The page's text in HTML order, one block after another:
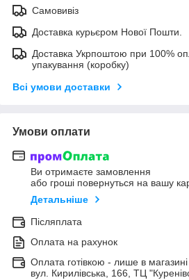
Самовивіз
Доставка курьєром Нової Пошти.
Доставка Укрпоштою при 100%
упакування (коробку)
Всі умови доставки
Умови оплати
Ви отримаєте замовлення
або гроші повернуться на вашу
Детальніше
Післяплата
Оплата на рахунок
Оплата готівкою - лише в
вул. Кирилівська, 166, ТЦ